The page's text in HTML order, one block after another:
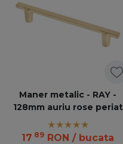
Maner metalic - RAY -
128mm auriu rose periat
17 89 RON / bucata